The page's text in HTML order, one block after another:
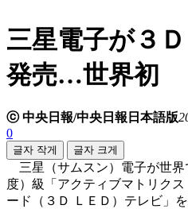
三星電子が３
発売…世界初
ⓒ 中央日報/中央日報日本語版
0
글자 작게 글자 크게
三星（サムスン）電子が世界
度）級「アクティブマトリク
ード（３Ｄ ＬＥＤ）テレビ」